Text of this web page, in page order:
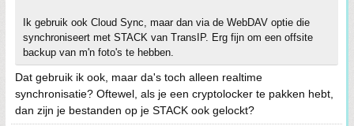
Ik gebruik ook Cloud Sync, maar dan via de WebDAV optie die
synchroniseert met STACK van TransIP. Erg fijn om een offsite
backup van m'n foto's te hebben.
Dat gebruik ik ook, maar da's toch alleen realtime
synchronisatie? Oftewel, als je een cryptolocker te pakken hebt,
dan zijn je bestanden op je STACK ook gelockt?